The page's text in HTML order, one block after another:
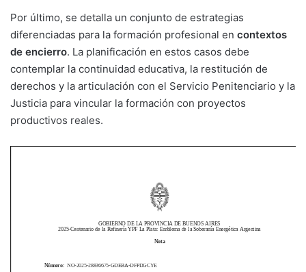
Por último, se detalla un conjunto de estrategias
diferenciadas para la formación profesional en contextos
de encierro. La planificación en estos casos debe
contemplar la continuidad educativa, la restitución de
derechos y la articulación con el Servicio Penitenciario y la
Justicia para vincular la formación con proyectos
productivos reales.